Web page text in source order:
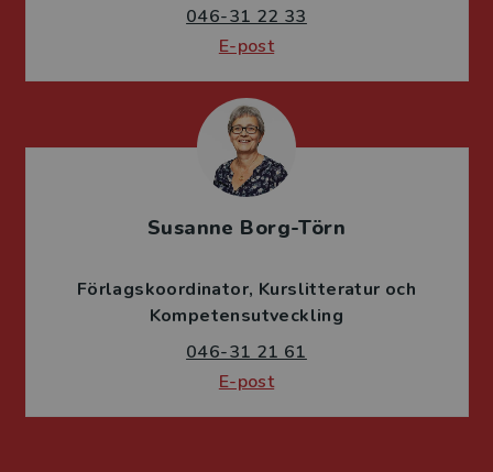
046-31 22 33
E-post
Susanne Borg-Törn
Förlagskoordinator Kurslitteratur och
Kompetensutveckling
046-31 21 61
E-post